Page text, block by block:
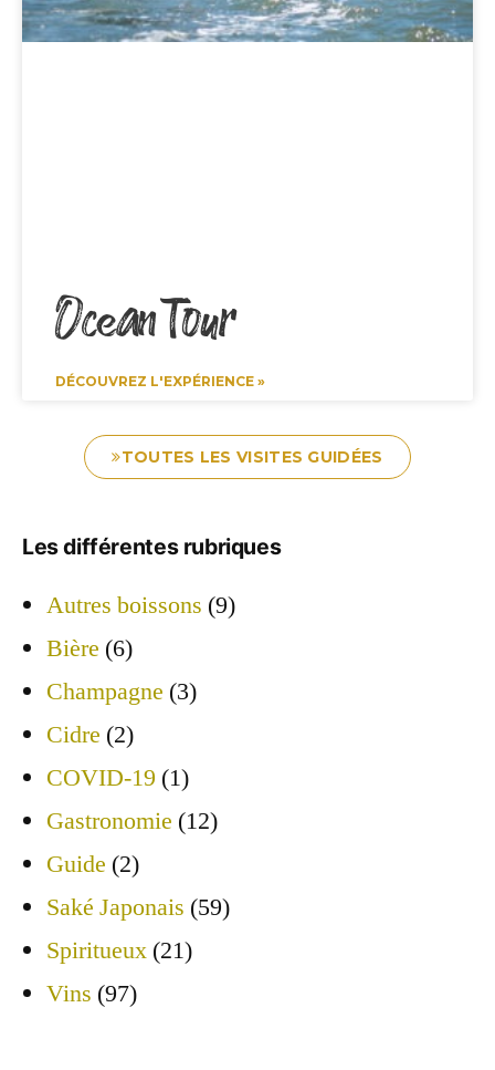
Ocean Tour
DÉCOUVREZ L'EXPÉRIENCE »
TOUTES LES VISITES GUIDÉES
Les différentes rubriques
Autres boissons (9)
Bière (6)
Champagne (3)
Cidre (2)
COVID-19 (1)
Gastronomie (12)
Guide (2)
Saké Japonais (59)
Spiritueux (21)
Vins (97)